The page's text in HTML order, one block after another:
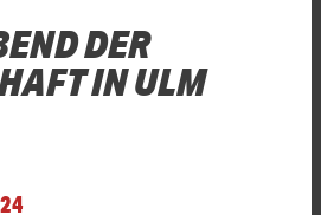
DER
IN ULM